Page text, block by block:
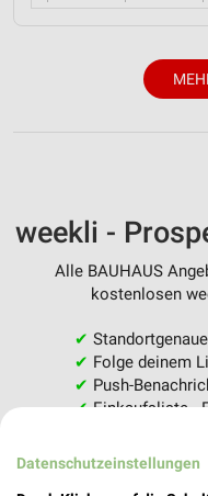
weekli -
Alle BAUHAUS
kostenlosen
✔
✔ Folge deinem
✔ Push-
✔Einkaufsliste -
JETZT
Datenschutzeinstellungen